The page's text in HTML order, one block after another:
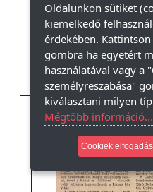
Oldalunkon sütiket
kiemelkedő
érdekében.
gombra ha egyetért
használatával vagy a
személyreszabása"
kiválasztani milyen
Mégtöbb információ...
Cookiek